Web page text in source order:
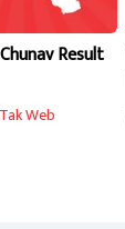
Result
Web